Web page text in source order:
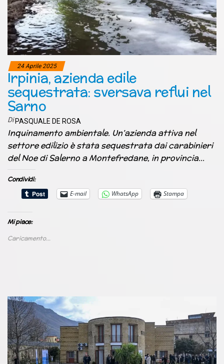
24 Aprile 2025
Irpinia, azienda edile
sequestrata: sversava reflui nel
Sarno
DiPASQUALE DE ROSA
Inquinamento ambientale. Un’azienda attiva nel
settore edilizio è stata sequestrata dai carabinieri
del Noe di Salerno a Montefredane, in provincia…
Condividi:
E-mail
WhatsApp Stampa
Mi piace:
Caricamento...